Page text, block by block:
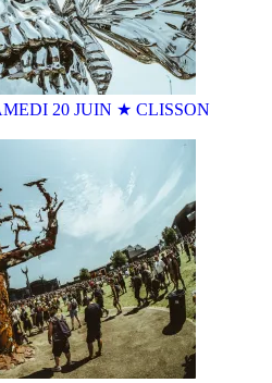
20 JUIN ★ CLISSON